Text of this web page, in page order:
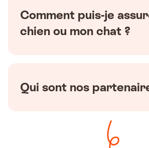
Comment puis-je
chien ou mon chat ?
Qui sont nos